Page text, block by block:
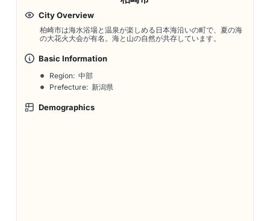
City Overview
柏崎市は海水浴場と温泉が楽しめる日本海沿いの町で、夏の海
の大花火大会が有名。海と山の自然が共存しています。
Basic Information
Region: 中部
Prefecture: 新潟県
Demographics